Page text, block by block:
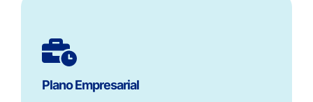
Plano Empresarial